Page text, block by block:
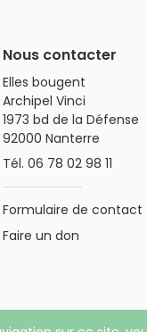
Nous contacter
Elles bougent
Archipel Vinci
1973 bd de la Défense
92000 Nanterre
Tél.06 78 02 98 11
Formulaire de contact
Faire un don